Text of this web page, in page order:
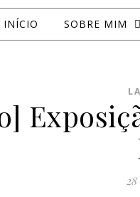
INÍCIO SOBRE MIM